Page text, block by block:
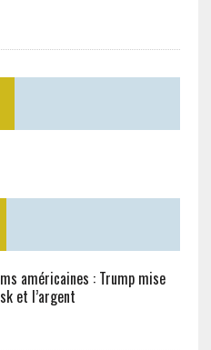
américaines : Trump mise
et l’argent